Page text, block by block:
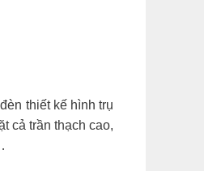
thiết kế hình trụ
cả trần thạch cao,